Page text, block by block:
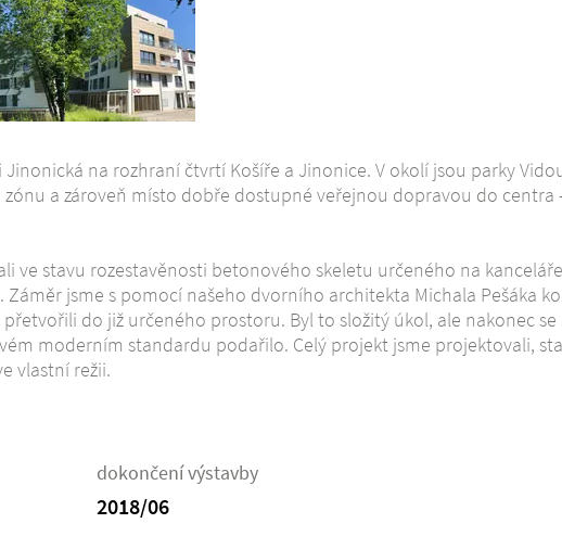
Jinonická na rozhraní čtvrtí Košíře a Jinonice. V okolí jsou parky
a zároveň místo dobře dostupné veřejnou dopravou do
ve stavu rozestavěnosti betonového skeletu určeného na
jsme s pomocí našeho dvorního architekta Michala Pešáka
do již určeného prostoru. Byl to složitý úkol, ale nakonec
moderním standardu podařilo. Celý projekt jsme projektovali,
vlastní režii.
dokončení výstavby
2018/06